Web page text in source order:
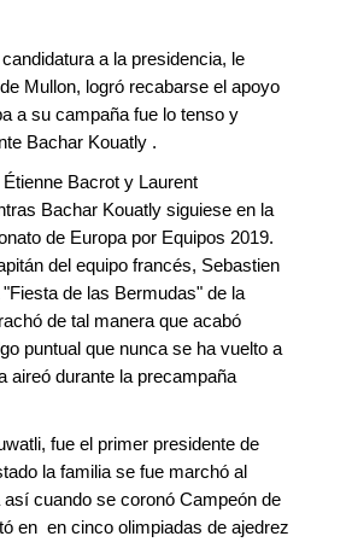
a la presidencia, le
Mullon, logró recabarse el apoyo
a su campaña fue lo tenso y
Bachar Kouatly .
Bacrot y Laurent
Bachar Kouatly siguiese en la
de Europa por Equipos 2019.
del equipo francés, Sebastien
de las Bermudas" de la
de tal manera que acabó
puntual que nunca se ha vuelto a
aireó durante la precampaña
fue el primer presidente de
la familia se fue marchó al
cuando se coronó Campeón de
en en cinco olimpiadas de ajedrez